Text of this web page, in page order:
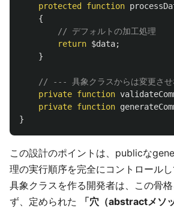
protected function
{
// デフォルトの加工処理
return $data;
}
// --- 具象クラスからは変更さ
private function
private function
}
この設計のポイントは、publicな
理の実行順序を完全にコントロールし
具象クラスを作る開発者は、この骨
ず、定められた
「穴（abstractメソ